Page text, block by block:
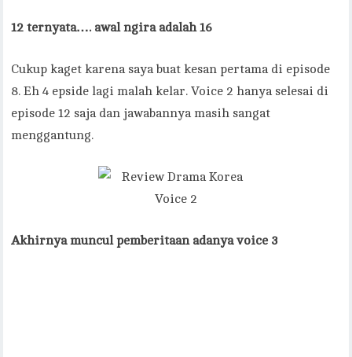
12 ternyata…. awal ngira adalah 16
Cukup kaget karena saya buat kesan pertama di episode
8. Eh 4 epside lagi malah kelar. Voice 2 hanya selesai di
episode 12 saja dan jawabannya masih sangat
menggantung.
Akhirnya muncul pemberitaan adanya voice 3